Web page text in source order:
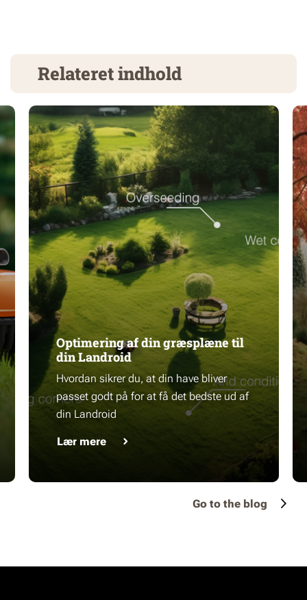
Relateret indhold
Optimering af din græsplæne til
din Landroid
Hvordan sikrer du, at din have bliver
passet godt på for at få det bedste ud af
din Landroid
Lær mere
Go to the blog